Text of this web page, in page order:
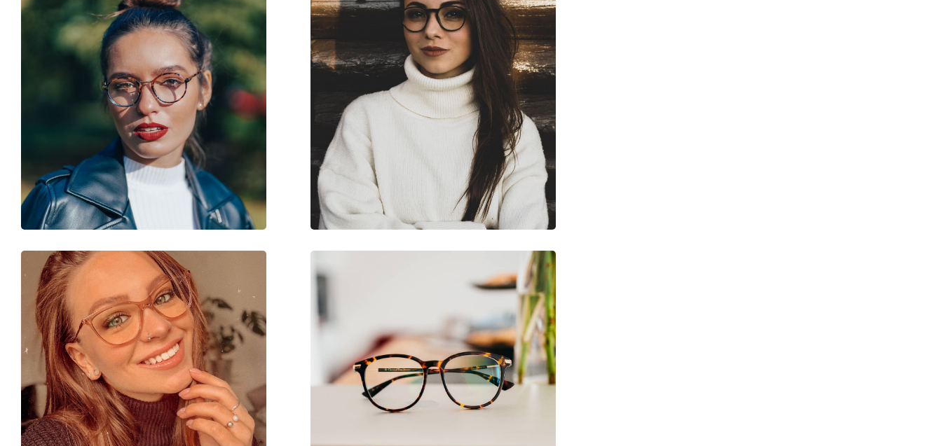
Verende scharnier:
No
Clip-on:
No
Ja
Reinigingsdoekje:
Categorie:
Brillen
Merk:
Versace
Code:
00VE1302 1002 59